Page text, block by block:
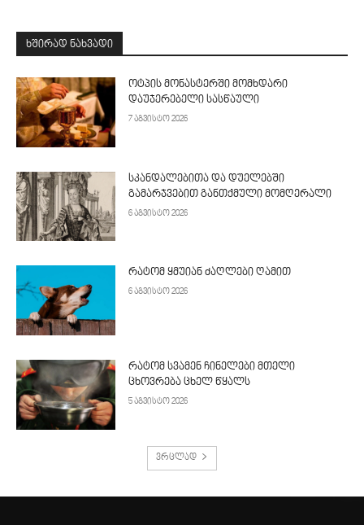
ᲮᲨᲘᲠᲐᲓ ᲜᲐᲮᲕᲐᲓᲘ
ოტპის მონასტერში მომხდარი
დაუჯერებელი სასწაული
7 აგვისტო 2026
სკანდალებითა და დუელებში
გამარჯვებით განთქმული მომღერალი
6 აგვისტო 2026
რატომ ყმუიან ძაღლები ღამით
6 აგვისტო 2026
რატომ სვამენ ჩინელები მთელი
ცხოვრება ცხელ წყალს
5 აგვისტო 2026
ვრცლად